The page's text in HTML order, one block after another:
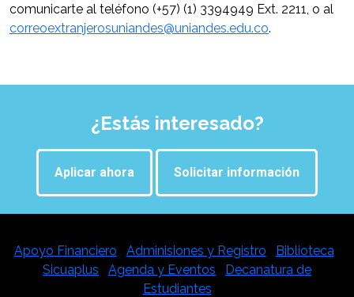
comunicarte al teléfono (+57) (1) 3394949 Ext. 2211, o al
correoextranjerosuniandes@uniandes.edu.co.
¿Estás interesado?
Aplicar ahora Solicitar información
Apoyo Financiero Adminisiones y Registro Biblioteca
Sicuaplus
Agenda y Eventos
Decanatura de
Estudiantes